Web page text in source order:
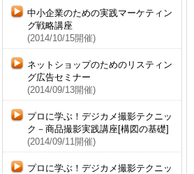
中小企業のための実践マーケティン
グ戦略講座
(2014/10/15開催)
ネットショップのためのリスティン
グ広告セミナー
(2014/09/13開催)
プロに学ぶ！デジカメ撮影テクニッ
ク－商品撮影実践講座[構図の基礎]
(2014/09/11開催)
プロに学ぶ！デジカメ撮影テクニッ